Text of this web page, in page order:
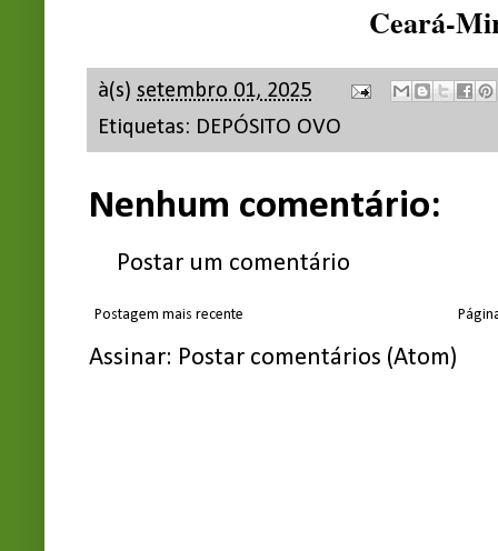
Ceará-
à(s) setembro 01, 2025
Etiquetas: DEPÓSITO OVO
Nenhum comentário:
Postar um comentário
Postagem mais recente
Assinar: Postar comentários (Atom)